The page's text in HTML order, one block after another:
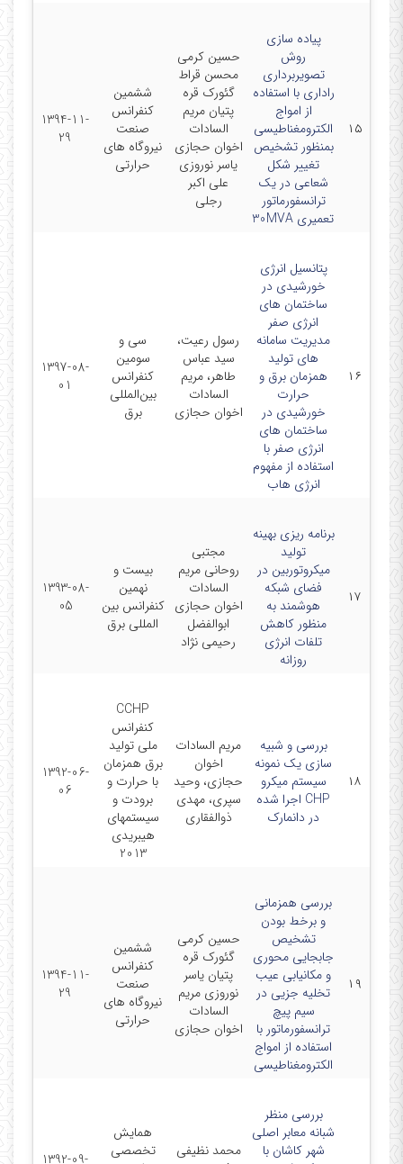
۱۵
پیاده سازی
روش
تصویربرداری
راداری با استفاده
از امواج
الکترومغناطیسی
بمنظور تشخیص
تغییر شکل
شعاعی در یک
ترانسفورماتور
تعمیری 30MVA
حسین کرمی
محسن قراط
گئورک قره
پتیان مریم
السادات
اخوان حجازی
یاسر نوروزی
علی اکبر
رجلی
ششمین
کنفرانس
صنعت
نیروگاه های
حرارتی
1394-11-
29
۱۶
پتانسیل انرژی
خورشیدی در
ساختمان های
انرژی صفر
مدیریت سامانه
های تولید
همزمان برق و
حرارت
خورشیدی در
ساختمان های
انرژی صفر با
استفاده از مفهوم
انرژی هاب
رسول رعیت،
سید عباس
طاهر، مریم
السادات
اخوان حجازی
سی و
سومین
کنفرانس
بین‌المللی
برق
1397-08-
01
۱۷
برنامه ریزی بهینه
تولید
میکروتوربین در
فضای شبکه
هوشمند به
منظور کاهش
تلفات انرژی
روزانه
مجتبی
روحانی مریم
السادات
اخوان حجازی
ابوالفضل
رحیمی نژاد
بیست و
نهمین
کنفرانس بین
المللی برق
1393-08-
05
۱۸
بررسی و شبیه
سازی یک نمونه
سیستم میکرو
CHP اجرا شده
در دانمارک
مریم السادات
اخوان
حجازی، وحید
سپری، مهدی
ذوالفقاری
CCHP
کنفرانس
ملی تولید
برق همزمان
با حرارت و
برودت و
سیستمهای
هیبریدی
2013
1392-06-
06
۱۹
بررسی همزمانی
و برخط بودن
تشخیص
جابجایی محوری
و مکانیابی عیب
تخلیه جزیی در
سیم پیچ
ترانسفورماتور با
استفاده از امواج
الکترومغناطیسی
حسین کرمی
گئورک قره
پتیان یاسر
نوروزی مریم
السادات
اخوان حجازی
ششمین
کنفرانس
صنعت
نیروگاه های
حرارتی
1394-11-
29
بررسی منظر
شبانه معابر اصلی
شهر کاشان با
محمد نظیفی
همایش
تخصصی
1392-09-